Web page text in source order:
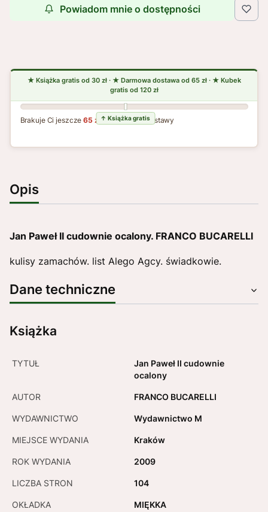
Powiadom mnie o dostępności
Brakuje Ci jeszcze65 zł do darmowej dostawy
Opis
Jan Paweł II cudownie ocalony. FRANCO BUCARELLI
kulisy zamachów. list Alego Agcy. świadkowie.
Dane techniczne
Książka
TYTUŁ
Jan Paweł II cudownie
ocalony
AUTOR FRANCO BUCARELLI
WYDAWNICTWO Wydawnictwo M
MIEJSCE WYDANIA Kraków
ROK WYDANIA 2009
LICZBA STRON 104
OKŁADKA MIĘKKA